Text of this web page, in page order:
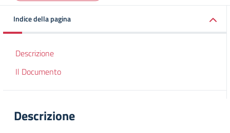
Indice della pagina
Descrizione
Il Documento
Descrizione